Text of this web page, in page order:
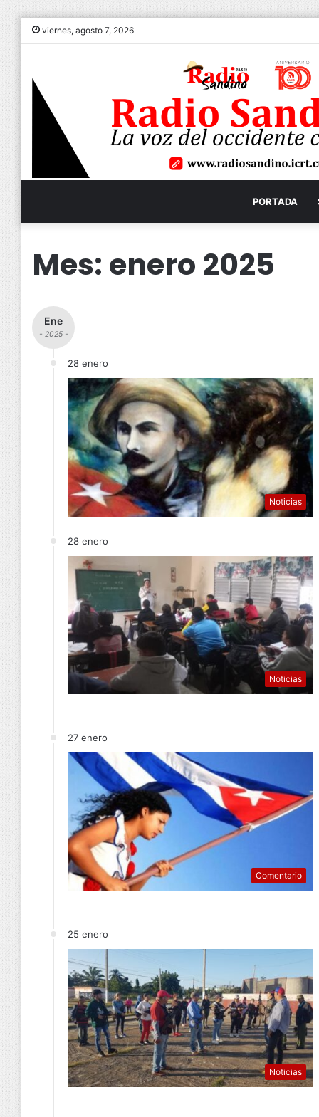
viernes, agosto 7, 2026
PORTADA
Mes: enero 2025
Ene
- 2025 -
28 enero
Noticias
28 enero
Noticias
27 enero
Comentario
25 enero
Noticias